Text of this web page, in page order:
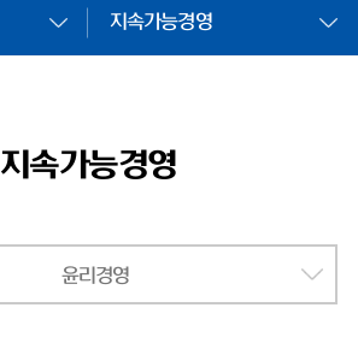
지속가능경영
지속가능경영
윤리경영